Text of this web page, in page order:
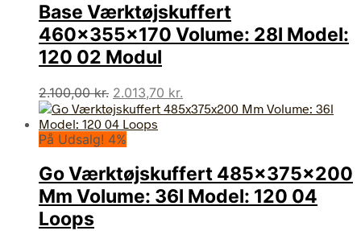
Base Værktøjskuffert
460x355x170 Volume: 28l Model:
120 02 Modul
2.100,00kr. Den
oprindelige
pris
var:
2.013,70 kr.
aktuelle
På Udsalg! 4%
Go Værktøjskuffert 485x375x200
Mm Volume: 36l Model: 120 04
Loops